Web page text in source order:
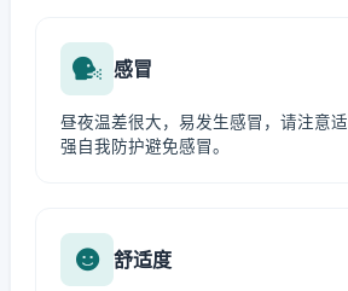
感冒
昼夜温差很大，易发生感冒，请注意
强自我防护避免感冒。
舒适度